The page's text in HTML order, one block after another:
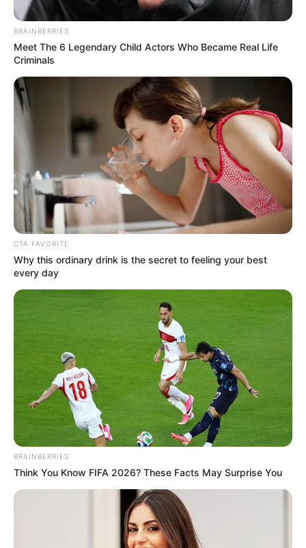
BRAINBERRIES
Meet The 6 Legendary Child Actors Who Became Real Life
Criminals
CTA FAVORITE
Why this ordinary drink is the secret to feeling your best
every day
BRAINBERRIES
Think You Know FIFA 2026? These Facts May Surprise You